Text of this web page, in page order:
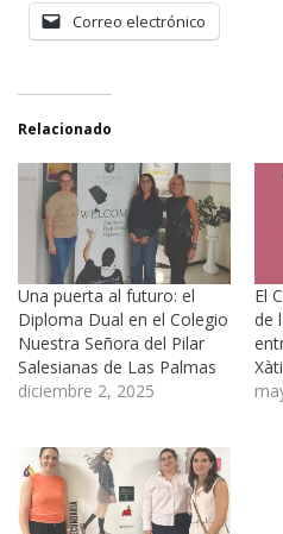
Correo electrónico
Relacionado
Una puerta al futuro: el
Diploma Dual en el Colegio
Nuestra Señora del Pilar
Salesianas de Las Palmas
diciembre 2, 2025
El
de